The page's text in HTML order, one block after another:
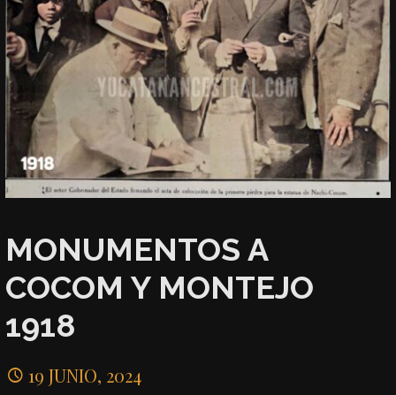
MONUMENTOS A
COCOM Y MONTEJO
1918
19 JUNIO, 2024